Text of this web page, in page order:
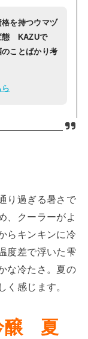
を持つウマヅ
態 KAZUで
ことばかり考
り過ぎる暑さで
、クーラーがよ
らキンキンに冷
度差で浮いた雫
な冷たさ。夏の
く感じます。
醸 夏